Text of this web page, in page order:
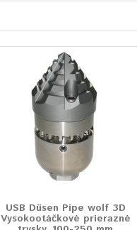
USB Düsen Pipe wolf 3D
Vysokootáčkové prierazné